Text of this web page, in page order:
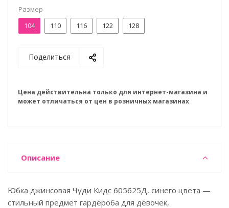
Размер
104
110 116 122 128
Поделиться
Цена действительна только для интернет-магазина и
может отличаться от цен в розничных магазинах
Описание
Юбка джинсовая Чуди Кидс 605625Д, синего цвета —
стильный предмет гардероба для девочек,